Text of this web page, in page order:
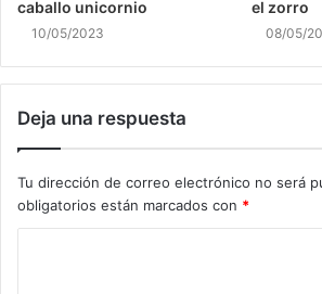
caballo unicornio
10/05/2023
el zorro
08/05/
Deja una respuesta
Tu dirección de correo electrónico no será
obligatorios están marcados con *